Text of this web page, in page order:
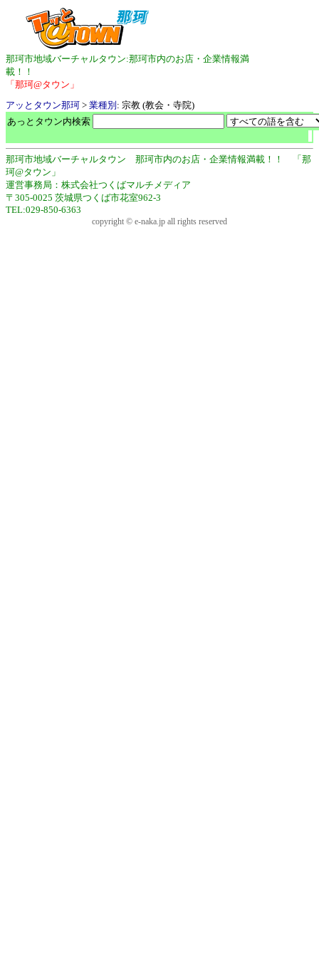
那珂市地域バーチャルタウン:那珂市内のお店・企業情報満
載！！
「那珂@タウン」
アッとタウン那珂 > 業種別 : 宗教 (教会・寺院)
あっとタウン内検索
那珂市地域バーチャルタウン 那珂市内のお店・企業情報満載！！ 「那
珂@タウン」
運営事務局：株式会社つくばマルチメディア
〒305-0025 茨城県つくば市花室962-3
TEL:029-850-6363
copyright © e-naka.jp all rights reserved